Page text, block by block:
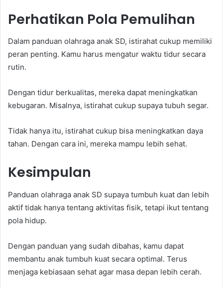
Perhatikan Pola Pemulihan
Dalam panduan olahraga anak SD, istirahat cukup memiliki
peran penting. Kamu harus mengatur waktu tidur secara
rutin.
Dengan tidur berkualitas, mereka dapat meningkatkan
kebugaran. Misalnya, istirahat cukup supaya tubuh segar.
Tidak hanya itu, istirahat cukup bisa meningkatkan daya
tahan. Dengan cara ini, mereka mampu lebih sehat.
Kesimpulan
Panduan olahraga anak SD supaya tumbuh kuat dan lebih
aktif tidak hanya tentang aktivitas fisik, tetapi ikut tentang
pola hidup.
Dengan panduan yang sudah dibahas, kamu dapat
membantu anak tumbuh kuat secara optimal. Terus
menjaga kebiasaan sehat agar masa depan lebih cerah.